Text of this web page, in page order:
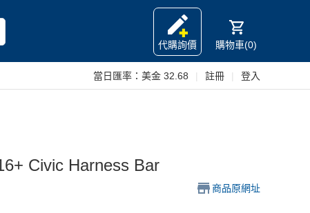
代購詢價
購物車(0)
當日匯率： 美金 32.68 註冊 登入
Civic Harness Bar
商品原網址